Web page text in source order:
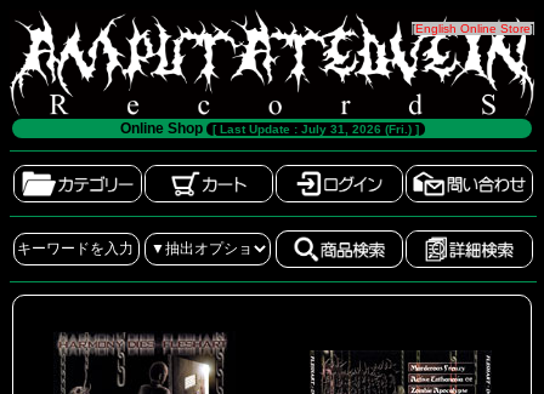
[English Online Store]
Online Shop [ Last Update : July 31, 2026 (Fri.) ]